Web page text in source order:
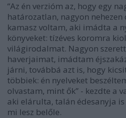
“Az én verzióm az, hogy egy
határozatlan, nagyon
kamasz voltam, aki imádta a
könyveket: tízéves koromra
világirodalmat. Nagyon
haverjaimat, imádtam
járni, továbbá azt is, hogy
többiek: én nyelveket
olvastam, mint ők” - kezdte a
aki elárulta, talán édesanyja
mi lesz belőle.